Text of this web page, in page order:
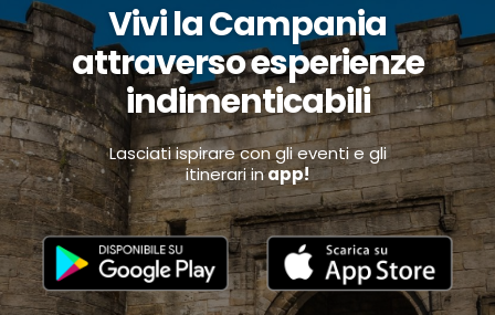
Vivi la Campania
attraverso esperienze
indimenticabili
Lasciati ispirare con gli eventi e gli
itinerari inapp!